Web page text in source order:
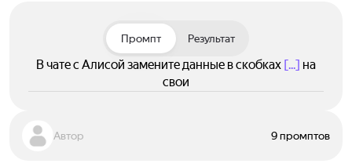
Промпт Результат
В чате с Алисой замените данные в скобках [...] на
свои
Автор 9 промптов